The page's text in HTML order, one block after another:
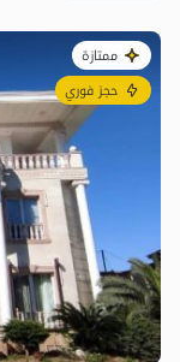
ممتازة
حجز فوري